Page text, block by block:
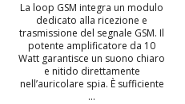
La loop GSM integra un modulo
dedicato alla ricezione e
trasmissione del segnale GSM. Il
potente amplificatore da 10
Watt garantisce un suono chiaro
e nitido direttamente
nell’auricolare spia. È sufficiente
...